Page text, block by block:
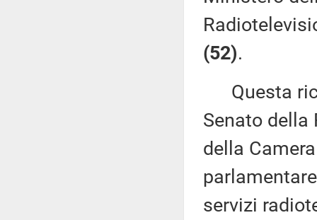
(52).
Questa
Senato della
della
servizi